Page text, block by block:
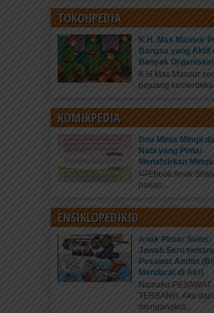
TOKOHPEDIA
K.H. Mas Mansur
Bangsa yang Aktif
Banyak Organisasi
K.H Mas Mansur
pejuang
KOMIKPEDIA
Doa Minta Mimpi
Nabi yang Pintar
Menafsirkan Mimpi
Ebook Anak
harian...
ENSIKLOPEDIKID
Anak Pintar Sains:
Jawab Seru
Pesawat Amfibi
Mendarat di Air!)
Namaku PESAWAT
TERBANG. Aku
mengangkut...